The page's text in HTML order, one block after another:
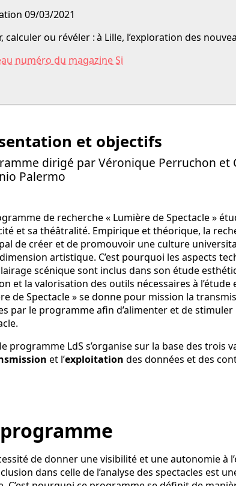
09/03/2021
calculer ou révéler : à Lille, l’exploration des
numéro du magazine Si
et objectifs
dirigé par Véronique Perruchon et
Palermo
de recherche « Lumière de Spectacle »
et sa théâtralité. Empirique et théorique, la
de créer et de promouvoir une culture
artistique. C’est pourquoi les aspects
scénique sont inclus dans son étude
et la valorisation des outils nécessaires à
de Spectacle » se donne pour mission la
par le programme afin d’alimenter et de
programme LdS s’organise sur la base des trois
et l’exploitation des données et des
de donner une visibilité et une autonomie à
dans celle de l’analyse des spectacles est